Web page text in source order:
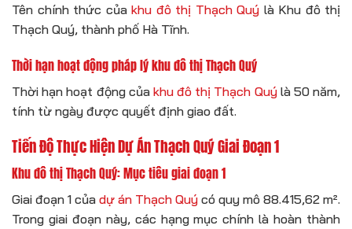
Tên chính thức của khu đô thị Thạch Quý là Khu đô thị
Thạch Quý, thành phố Hà Tĩnh.
Thời hạn hoạt động pháp lý khu đô thị Thạch Quý
Thời hạn hoạt động của khu đô thị Thạch Quýlà 50 năm,
tính từ ngày được quyết định giao đất.
Tiến Độ Thực Hiện Dự Án Thạch Quý Giai Đoạn 1
Khu đô thị Thạch Quý: Mục tiêu giai đoạn 1
Giai đoạn 1 của dự án Thạch Quý có quy mô 88.415,62 m².
Trong giai đoạn này, các hạng mục chính là hoàn thành